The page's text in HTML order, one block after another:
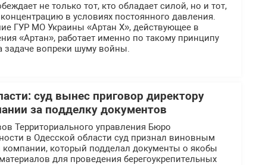
не только тот, кто обладает силой, но и тот,
в условиях постоянного давления.
ГУР МО Украины «Артан Х», действующее в
«Артан», работает именно по такому принципу
задаче вопреки шуму войны.
суд вынес приговор директору
за подделку документов
Территориального управления Бюро
в Одесской области суд признал виновным
компании, который подделал документы о якобы
для проведения берегоукрепительных